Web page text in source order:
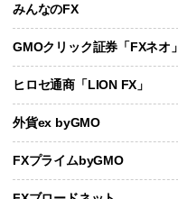
みんなのFX
GMOクリック証券「FXネオ」
ヒロセ通商「LION FX」
外貨ex byGMO
FXプライムbyGMO